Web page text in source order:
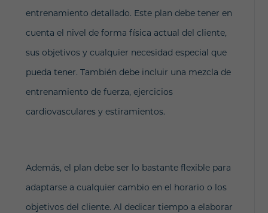
entrenamiento detallado. Este plan debe tener en
cuenta el nivel de forma física actual del cliente,
sus objetivos y cualquier necesidad especial que
pueda tener. También debe incluir una mezcla de
entrenamiento de fuerza, ejercicios
cardiovasculares y estiramientos.
Además, el plan debe ser lo bastante flexible para
adaptarse a cualquier cambio en el horario o los
objetivos del cliente. Al dedicar tiempo a elaborar